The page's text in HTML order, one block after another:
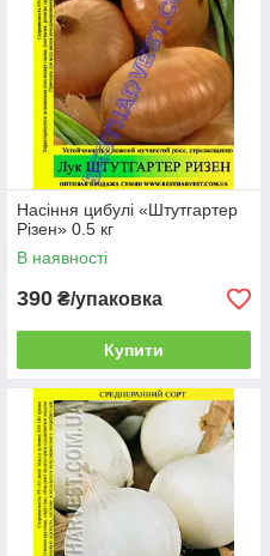
Насіння цибулі «Штутгартер
Різен» 0.5 кг
В наявності
390 ₴/упаковка
Купити